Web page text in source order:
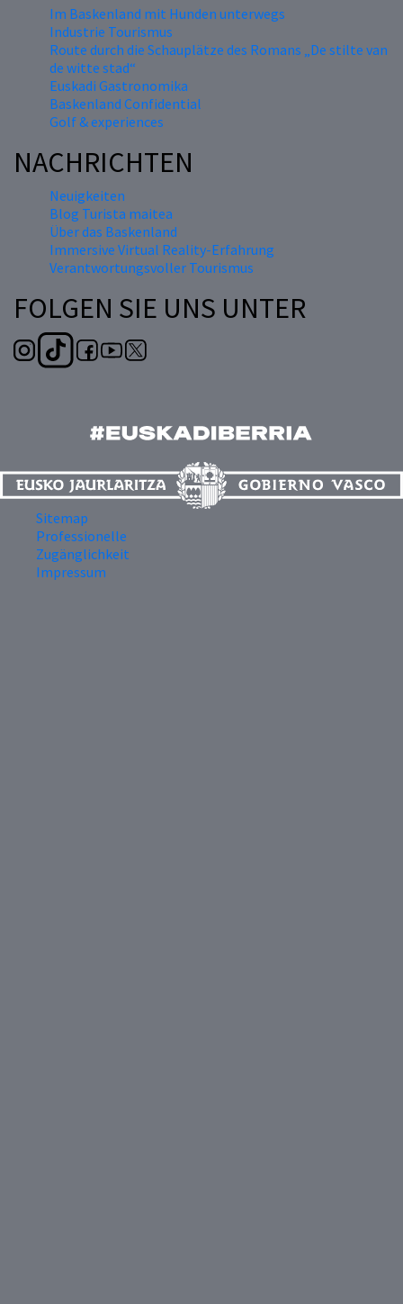
Im Baskenland mit Hunden unterwegs
Industrie Tourismus
Route durch die Schauplätze des Romans „De stilte van
de witte stad“
Euskadi Gastronomika
Baskenland Confidential
Golf & experiences
NACHRICHTEN
Neuigkeiten
Blog Turista maitea
Über das Baskenland
Immersive Virtual Reality-Erfahrung
Verantwortungsvoller Tourismus
FOLGEN SIE UNS UNTER
Sitemap
Professionelle
Zugänglichkeit
Impressum